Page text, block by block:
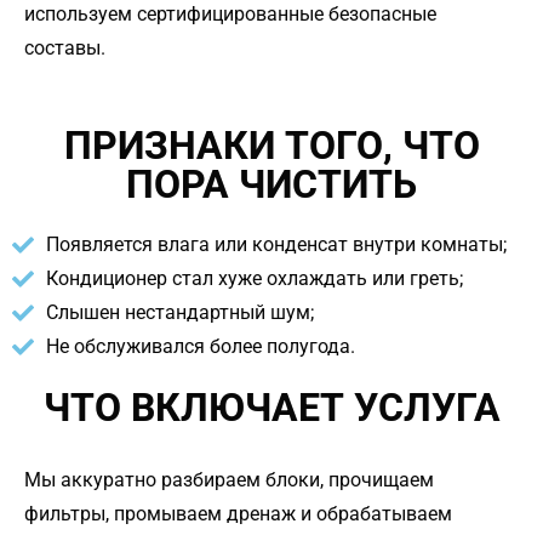
используем сертифицированные безопасные
составы.
ПРИЗНАКИ ТОГО, ЧТО
ПОРА ЧИСТИТЬ
Появляется влага или конденсат внутри комнаты;
Кондиционер стал хуже охлаждать или греть;
Слышен нестандартный шум;
Не обслуживался более полугода.
ЧТО ВКЛЮЧАЕТ УСЛУГА
Мы аккуратно разбираем блоки, прочищаем
фильтры, промываем дренаж и обрабатываем